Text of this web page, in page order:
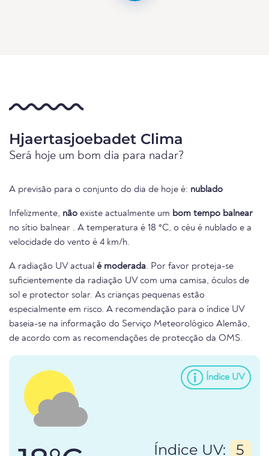
Hjaertasjoebadet Clima
Será hoje um bom dia para nadar?
A previsão para o conjunto do dia de hoje é: nublado
Infelizmente, não existe actualmente um bom tempo balnear
no sítio balnear . A temperatura é 18 °C, o céu é nublado e a
velocidade do vento é 4 km/h.
A radiação UV actual é moderada. Por favor proteja-se
suficientemente da radiação UV com uma camisa, óculos de
sol e protector solar. As crianças pequenas estão
especialmente em risco. A recomendação para o índice UV
baseia-se na informação do Serviço Meteorológico Alemão,
de acordo com as recomendações de protecção da OMS.
Índice UV
Índice UV: 5